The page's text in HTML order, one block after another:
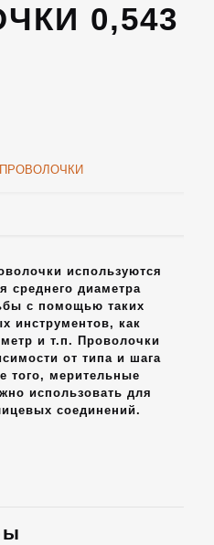
0,543
ПРОВОЛОЧКИ
используются
среднего диаметра
с помощью таких
инструментов, как
и т.п. Проволочки
от типа и шага
того, мерительные
использовать для
соединений.